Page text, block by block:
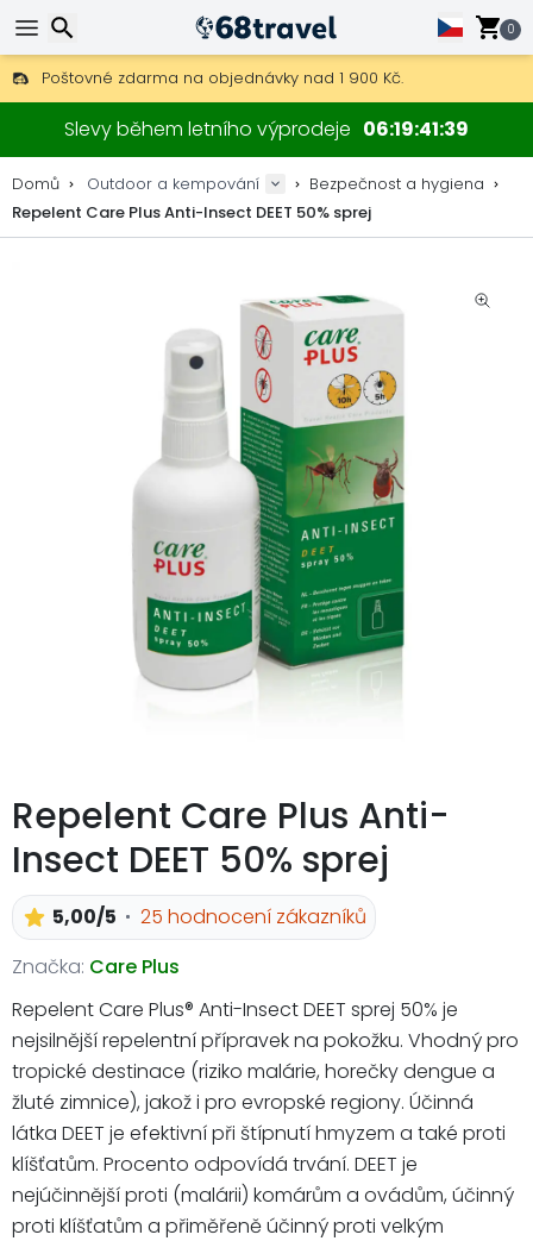
0
Poštovné zdarma na objednávky nad 1 900 Kč.
30 dní na vrácení, 90 dní na dřevěné mapy a dekorace.
Nejlepší ceny na outdoor vybavení a doplňky.
Slevy během letního výprodeje 06 19 41 39
Domů Outdoor a kempování
Bezpečnost a hygiena
Repelent Care Plus Anti-Insect DEET 50% sprej
Repelent Care Plus Anti-
Insect DEET 50% sprej
5,00/5
25 hodnocení zákazníků
Značka: Care Plus
Repelent Care Plus® Anti-Insect DEET sprej 50% je
nejsilnější repelentní přípravek na pokožku. Vhodný pro
tropické destinace (riziko malárie, horečky dengue a
žluté zimnice), jakož i pro evropské regiony. Účinná
látka DEET je efektivní při štípnutí hmyzem a také proti
klíšťatům. Procento odpovídá trvání. DEET je
nejúčinnější proti (malárii) komárům a ovádům, účinný
proti klíšťatům a přiměřeně účinný proti velkým
Hledat